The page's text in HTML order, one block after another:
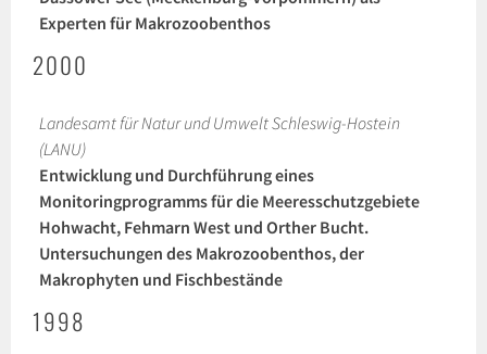
Experten für Makrozoobenthos
2000
Landesamt für Natur und Umwelt Schleswig-Hostein
(LANU)
Entwicklung und Durchführung eines
Monitoringprogramms für die Meeresschutzgebiete
Hohwacht, Fehmarn West und Orther Bucht.
Untersuchungen des Makrozoobenthos, der
Makrophyten und Fischbestände
1998